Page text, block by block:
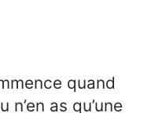
quand
as qu’une